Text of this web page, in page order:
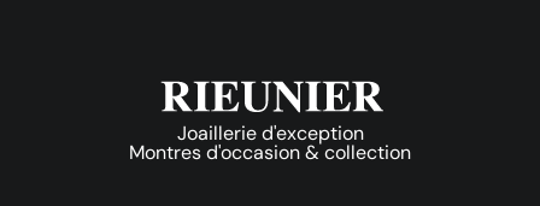
Joaillerie d'exception
Montres d'occasion & collection